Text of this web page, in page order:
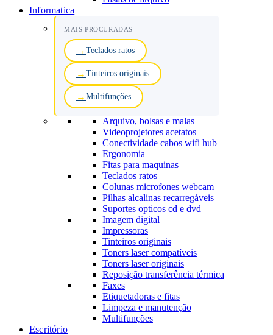
Informatica
MAIS PROCURADAS
Teclados ratos
Tinteiros originais
Multifunções
Arquivo, bolsas e malas
Videoprojetores acetatos
Conectividade cabos wifi hub
Ergonomia
Fitas para maquinas
Teclados ratos
Colunas microfones webcam
Pilhas alcalinas recarregáveis
Suportes opticos cd e dvd
Imagem digital
Impressoras
Tinteiros originais
Toners laser compatíveis
Toners laser originais
Reposição transferência térmica
Faxes
Etiquetadoras e fitas
Limpeza e manutenção
Multifunções
Escritório